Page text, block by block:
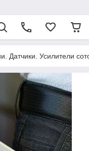
Датчики. Усилители